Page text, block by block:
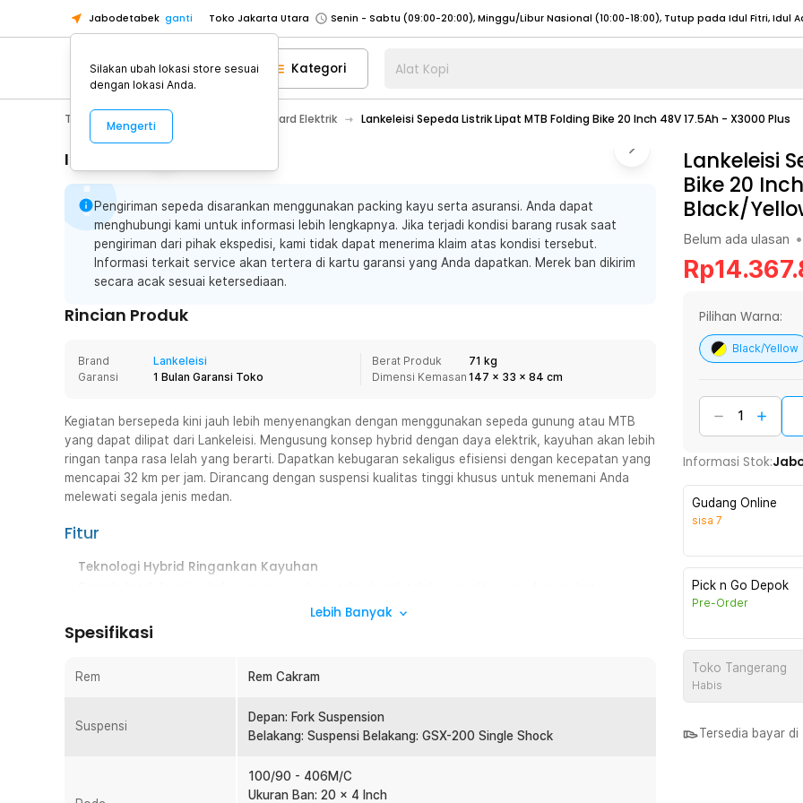
Jabodetabek ganti Toko Jakarta Utara
Toko Tangerang
Toko Cikupa
Pick n Go Jakarta Barat
Senin - Jumat (07:00 - 20:00), Sabtu - Minggu (08:00 - 20:00), Tutup pada Idul Fitri
Pick n Go Bekasi
Senin - Jumat (08:00 - 20:00), Sabtu - Minggu/ Libur Nasional (08:00 - 17:00) Selengkapnya
Senin - Jumat (08:00 - 20:00), Sabtu - Minggu/ Libur Nasional (08:00 - 17:00) Selengkapnya
Senin - Sabtu (09:00-20:00), Minggu/Libur Nasional (12:00-20:00), Tutup pada Idul Fitri
Toko Jakarta Barat
Senin - Sabtu (09:00-20:00), Minggu/Libur Nasional (12:00-20:00), Tutup pada Idul Fitri
Toko Jakarta Utara
Toko Tangerang
Toko Cikupa
Senin - Jumat (07:00 - 20:00), Sabtu - Minggu (08:00 - 20:00), Tutup pada Idul Fitri
Senin - Jumat (08:00 - 20:00), Sabtu - Minggu/ Libur Nasional (08:00 - 17:00) Selengkapnya
Senin - Jumat (08:00 - 20:00), Sabtu - Minggu/ Libur Nasional (08:00 - 17:00)
Kategori Alat Kopi
Toys, Kids & Baby Skuter & Skateboard Elektrik Lankeleisi Sepeda Listrik Lipat MTB Folding Bike 20 Inch 48V 17.5Ah - X3000 Plus
Informasi Penting
Pengiriman sepeda disarankan menggunakan packing kayu serta asuransi. Anda dapat
menghubungi kami untuk informasi lebih lengkapnya. Jika terjadi kondisi barang rusak saat
pengiriman dari pihak ekspedisi, kami tidak dapat menerima klaim atas kondisi tersebut.
Informasi terkait service akan tertera di kartu garansi yang Anda dapatkan. Merek ban dikirim
secara acak sesuai ketersediaan.
Rincian Produk
Brand
Lankeleisi
Garansi
1 Bulan Garansi Toko
Berat Produk
71 kg
Dimensi Kemasan 147 x 33 x 84 cm
Kegiatan bersepeda kini jauh lebih menyenangkan dengan menggunakan sepeda gunung atau MTB
yang dapat dilipat dari Lankeleisi. Mengusung konsep hybrid dengan daya elektrik, kayuhan akan lebih
ringan tanpa rasa lelah yang berarti. Dapatkan kebugaran sekaligus efisiensi dengan kecepatan yang
mencapai 32 km per jam. Dirancang dengan suspensi kualitas tinggi khusus untuk menemani Anda
melewati segala jenis medan.
Fitur
Teknologi Hybrid Ringankan Kayuhan
Teknologi ini akan memberikan energi atau tenaga tambahan ketika mengayuh sepeda.
Ditenagai Baterai Lithium
mendukung kinerja motor untuk bepergian hingga puluhan kilometer. Apabila sepeda kehabisan
Dapat Mendaki 35 Derajat
Dibekali 1000 W motor berkecepatan tinggi yang mampu melewati tanjakan dengan mudah.
ringannya seperti melewati lintasan datar.
Lebih Banyak
Spesifikasi
Rem Rem Cakram
Suspensi
Depan: Fork Suspension
Belakang: Suspensi Belakang: GSX-200 Single Shock
100/90 - 406M/C
Ukuran Ban: 20 x 4 Inch
Lankeleisi
Bike 20
Black/
Belum ada ulasan •
Rp
Pilihan Warna:
Black/Yellow
Informasi Stok:
Gudang Online
sisa 7
Pick n Go Depok
Pre-Order
Toko Tangerang
Habis
Tersedia bayar
Silakan ubah lokasi store sesuai
dengan lokasi Anda.
Mengerti